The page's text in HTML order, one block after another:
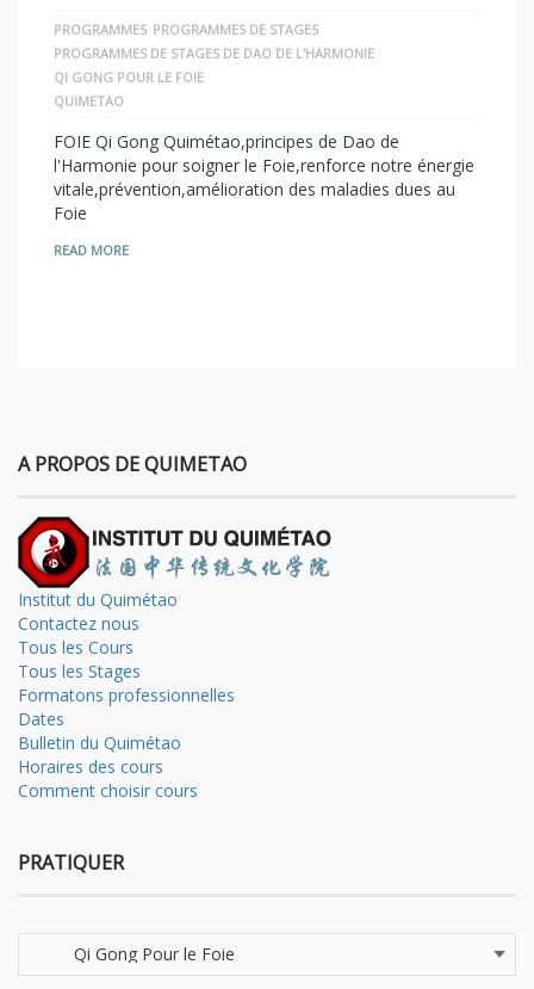
PROGRAMMES PROGRAMMES DE STAGES
PROGRAMMES DE STAGES DE DAO DE L'HARMONIE
QI GONG POUR LE FOIE
QUIMETAO
FOIE Qi Gong Quimétao,principes de Dao de
l'Harmonie pour soigner le Foie,renforce notre énergie
vitale,prévention,amélioration des maladies dues au
Foie
READ MORE
A PROPOS DE QUIMETAO
Institut du Quimétao
Contactez nous
Tous les Cours
Tous les Stages
Formatons professionnelles
Dates
Bulletin du Quimétao
Horaires des cours
Comment choisir cours
PRATIQUER